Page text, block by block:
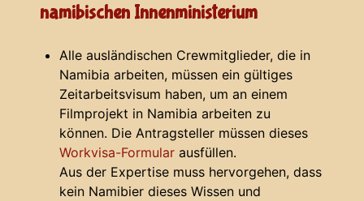
namibischen Innenministerium
Alle ausländischen Crewmitglieder, die in
Namibia arbeiten, müssen ein gültiges
Zeitarbeitsvisum haben, um an einem
Filmprojekt in Namibia arbeiten zu
können. Die Antragsteller müssen dieses
Workvisa-Formular ausfüllen.
Aus der Expertise muss hervorgehen, dass
kein Namibier dieses Wissen und